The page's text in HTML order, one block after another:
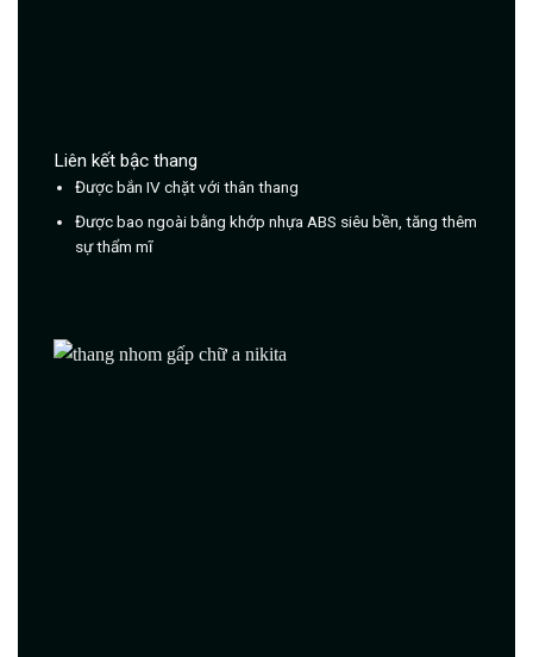
Liên kết bậc thang
Được bắn IV chặt với thân thang
Được bao ngoài bằng khớp nhựa ABS siêu bền, tăng thêm
sự thẩm mĩ